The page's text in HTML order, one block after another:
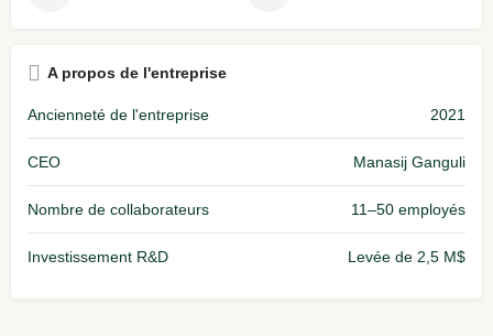
A propos de l'entreprise
Ancienneté de l'entreprise 2021
CEO Manasij Ganguli
Nombre de collaborateurs 11–50 employés
Investissement R&D Levée de 2,5 M$